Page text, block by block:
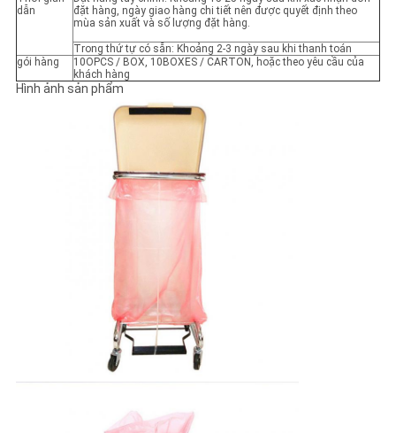
dẫn
đặt hàng, ngày giao hàng chi tiết nên được quyết định theo
mùa sản xuất và số lượng đặt hàng.
Trong thứ tự có sẵn: Khoảng 2-3 ngày sau khi thanh toán
gói hàng
10OPCS / BOX, 10BOXES / CARTON, hoặc theo yêu cầu của
khách hàng
Hình ảnh sản phẩm